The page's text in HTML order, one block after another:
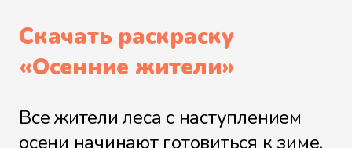
Скачать раскраску
«Осенние жители»
Все жители леса с наступлением
осени начинают готовиться к зиме.